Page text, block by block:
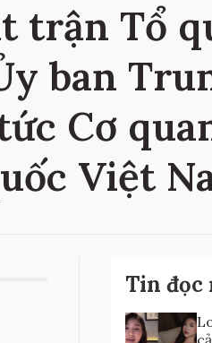
trận Tổ
ban
Cơ
Việt
Tin đọc